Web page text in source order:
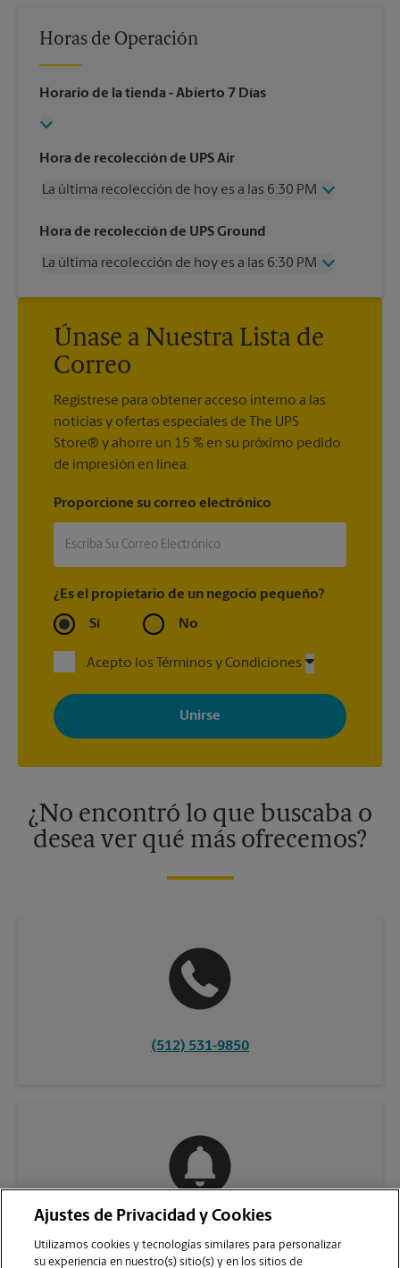
Horas de Operación
Horario de la tienda - Abierto 7 Días
Hora de recolección de UPS Air
La última recolección de hoy es a las 6:30 PM
Miércoles
6:30 PM
Viernes
6:30 PM
Lunes
6:30 PM
Martes
6:30 PM
Hora de recolección de UPS Ground
La última recolección de hoy es a las 6:30 PM
Miércoles
6:30 PM
Jueves
Viernes
6:30 PM
Sábado
Lunes
6:30 PM
Martes
6:30 PM
Únase a Nuestra Lista de
Correo
Regístrese para obtener acceso interno a las
noticias y ofertas especiales de The UPS
Store® y ahorre un 15 % en su próximo pedido
de impresión en línea.
Proporcione su correo electrónico
¿Es el propietario de un negocio pequeño?
Sí No
Acepto los Términos y Condiciones
Al registrarse, acepta recibir correos electrónicos de The UPS
Store con noticias, ofertas especiales, promociones y mensajes
adaptados a sus intereses. Puede darse de baja en cualquier
momento. Para más información, consulte nuestra política de
¿No encontró lo que buscaba o
desea ver qué más ofrecemos?
(512) 531-9850
Ajustes de Privacidad y Cookies
Utilizamos cookies y tecnologías similares para personalizar
su experiencia en nuestro(s) sitio(s) y en los sitios de